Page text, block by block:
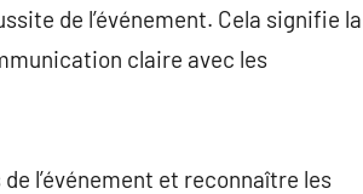
de l’événement. Cela signifie la
claire avec les
l’événement et reconnaître les